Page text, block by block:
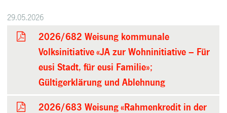
29.05.2026
2026/682 Weisung kommunale
Volksinitiative «JA zur Wohninitiative – Für
eusi Stadt, für eusi Familie»;
Gültigerklärung und Ablehnung
2026/683 Weisung «Rahmenkredit in der